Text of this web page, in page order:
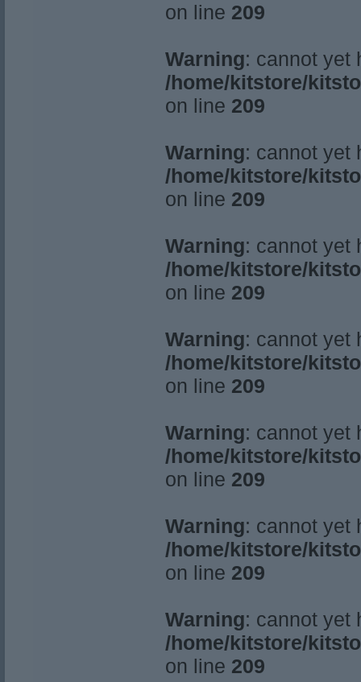
on line 209
Warning: cannot yet
/home/kitstore/
on line 209
Warning: cannot yet
/home/kitstore/
on line 209
Warning: cannot yet
/home/kitstore/
on line 209
Warning: cannot yet
/home/kitstore/
on line 209
Warning: cannot yet
/home/kitstore/
on line 209
Warning: cannot yet
/home/kitstore/
on line 209
Warning: cannot yet
/home/kitstore/
on line 209